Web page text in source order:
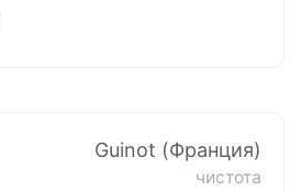
Guinot (Франция)
чистота